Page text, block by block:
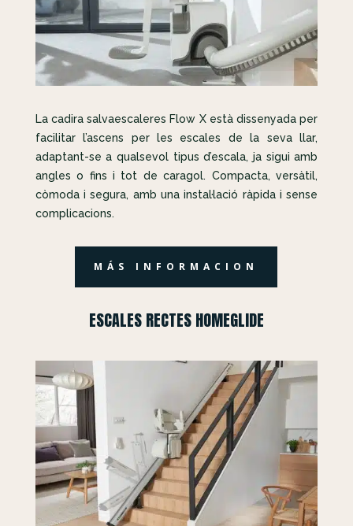
La cadira salvaescaleres Flow X està dissenyada per
facilitar l’ascens per les escales de la seva llar,
adaptant-se a qualsevol tipus d’escala, ja sigui amb
angles o fins i tot de caragol. Compacta, versàtil,
còmoda i segura, amb una instal·lació ràpida i sense
complicacions.
MÁS INFORMACION
ESCALES RECTES HOMEGLIDE